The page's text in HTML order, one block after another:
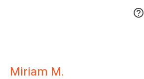

Miriam M.